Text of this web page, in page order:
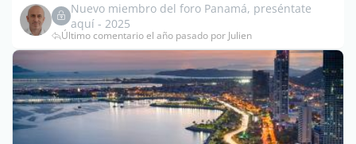
Nuevo miembro del foro Panamá, preséntate
aquí - 2025
Último comentario el año pasado por Julien